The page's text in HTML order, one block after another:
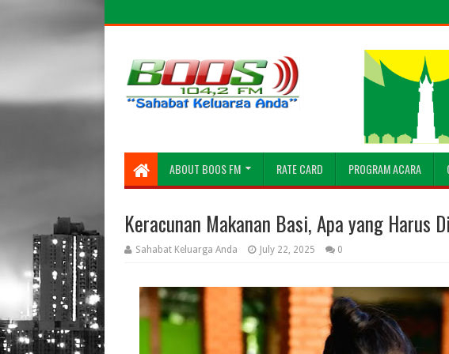
ABOUT BOOS FM RATE CARD PROGRAM ACARA
Keracunan Makanan Basi, Apa yang Harus
Sahabat Keluarga Anda July 22, 2025 0